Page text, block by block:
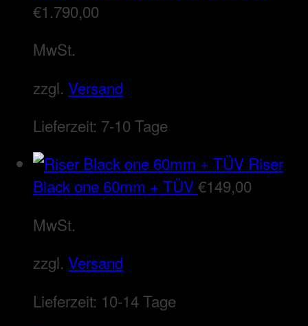
€1.790,00
MwSt.
zzgl. Versand
Lieferzeit: 7-10 Tage
Riser
Black one 60mm + TÜV€149,00
MwSt.
zzgl. Versand
Lieferzeit: 10-14 Tage